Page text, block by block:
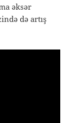
əksər
də artış